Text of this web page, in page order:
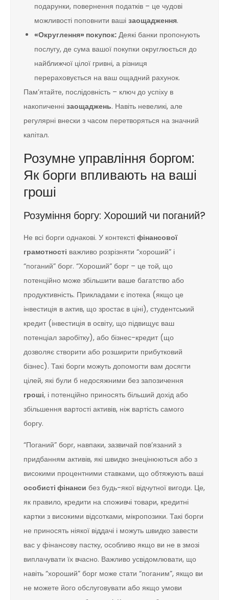
подарунки, повернення податків – це чудові
можливості поповнити ваші заощадження.
«Округлення» покупок: Деякі банки пропонують
послугу, де сума вашої покупки округлюється до
найближчої цілої гривні, а різниця
перераховується на ваш ощадний рахунок.
Пам’ятайте, послідовність – ключ до успіху в
накопиченні заощаджень. Навіть невеликі, але
регулярні внески з часом перетворяться на значний
капітал.
Розумне управління боргом:
Як борги впливають на ваші
гроші
Розуміння боргу: Хороший чи поганий?
Не всі борги однакові. У контексті фінансової
грамотності важливо розрізняти “хороший” і
“поганий” борг. “Хороший” борг – це той, що
потенційно може збільшити ваше багатство або
продуктивність. Прикладами є іпотека (якщо це
інвестиція в актив, що зростає в ціні), студентський
кредит (інвестиція в освіту, що підвищує ваш
потенціал заробітку), або бізнес-кредит (що
дозволяє створити або розширити прибутковий
бізнес). Такі борги можуть допомогти вам досягти
цілей, які були б недосяжними без запозичення
гроші, і потенційно приносять більший дохід або
збільшення вартості активів, ніж вартість самого
боргу.
“Поганий” борг, навпаки, зазвичай пов’язаний з
придбанням активів, які швидко знецінюються або з
високими процентними ставками, що обтяжують ваші
особисті фінанси без будь-якої відчутної вигоди. Це,
як правило, кредити на споживчі товари, кредитні
картки з високими відсотками, мікропозики. Такі борги
не приносять ніякої віддачі і можуть швидко завести
вас у фінансову пастку, особливо якщо ви не в змозі
виплачувати їх вчасно. Важливо усвідомлювати, що
навіть “хороший” борг може стати “поганим”, якщо ви
не можете його обслуговувати або якщо умови